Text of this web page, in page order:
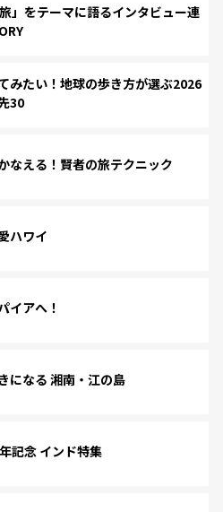
」をテーマに語るインタビュー連
みたい！地球の歩き方が選ぶ2026
30
なえる！賢者の旅テクニック
ハワイ
イアへ！
になる 湘南・江の島
記念 インド特集